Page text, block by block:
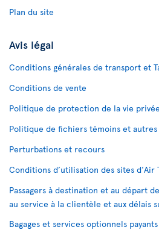
Plan du site
Avis légal
Conditions générales de transport et
Conditions de vente
Politique de protection de la vie
Politique de fichiers témoins et
Perturbations et recours
Conditions d’utilisation des sites d'Air
Passagers à destination et au départ
au service à la clientèle et aux délais
Bagages et services optionnels payants